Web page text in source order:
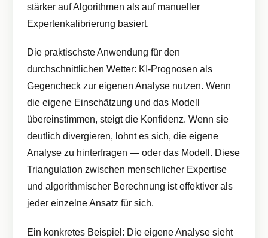
stärker auf Algorithmen als auf manueller
Expertenkalibrierung basiert.
Die praktischste Anwendung für den
durchschnittlichen Wetter: KI-Prognosen als
Gegencheck zur eigenen Analyse nutzen. Wenn
die eigene Einschätzung und das Modell
übereinstimmen, steigt die Konfidenz. Wenn sie
deutlich divergieren, lohnt es sich, die eigene
Analyse zu hinterfragen — oder das Modell. Diese
Triangulation zwischen menschlicher Expertise
und algorithmischer Berechnung ist effektiver als
jeder einzelne Ansatz für sich.
Ein konkretes Beispiel: Die eigene Analyse sieht